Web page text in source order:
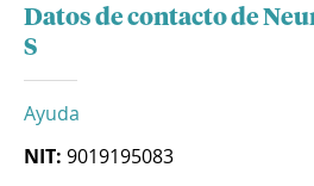
Datos de contacto de
S
Ayuda
NIT: 9019195083